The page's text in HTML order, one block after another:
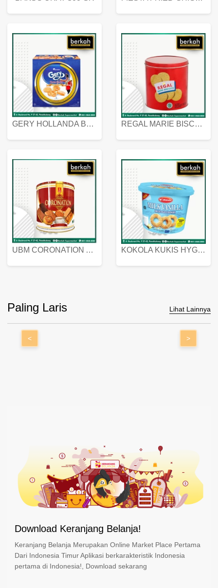
GERY HOLLANDA BUTTER COOKIES 450 GRAM REGAL MARIE BISCUIT KALENG 550 GRAM
UBM CORONATION ASSORTED BISKUIT KALENG 450 GRAM KOKOLA KUKIS HYGIENIC MILK VANILLA PACK 320 GR
Paling Laris Lihat Lainnya
< >
Download Keranjang Belanja!
Keranjang Belanja Merupakan Online Market Place Pertama
Dari Indonesia Timur Aplikasi berkarakteristik Indonesia
pertama di Indonesia!, Download sekarang